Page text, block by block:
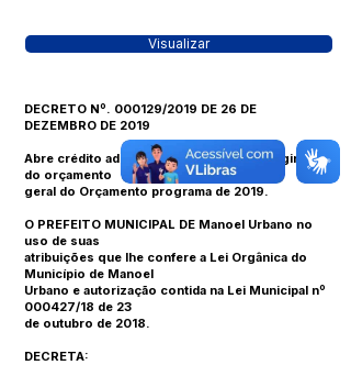
Visualizar
DECRETO Nº. 000129/2019 DE 26 DE
DEZEMBRO DE 2019
Abre crédito adicional – suplementar – originário
do orçamento
geral do Orçamento programa de 2019.
O PREFEITO MUNICIPAL DE Manoel Urbano no
uso de suas
atribuições que lhe confere a Lei Orgânica do
Município de Manoel
Urbano e autorização contida na Lei Municipal nº
000427/18 de 23
de outubro de 2018.
DECRETA: